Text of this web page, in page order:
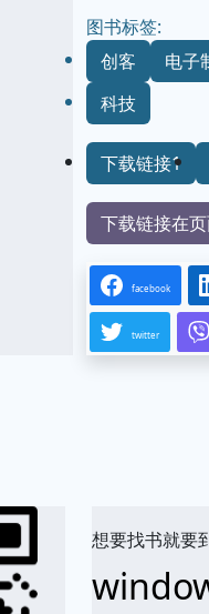
图书标签:
创客
电子
科技
下载链接1
下载链接在
facebook
twitter
想要找书就要